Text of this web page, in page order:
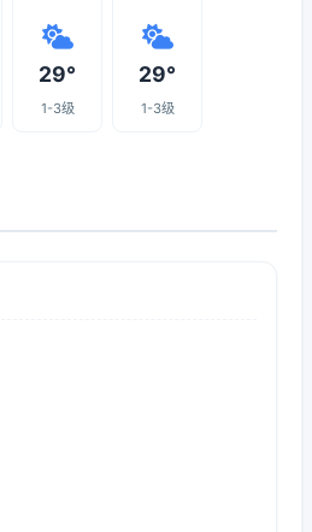
29°
1-3级
29°
1-3级